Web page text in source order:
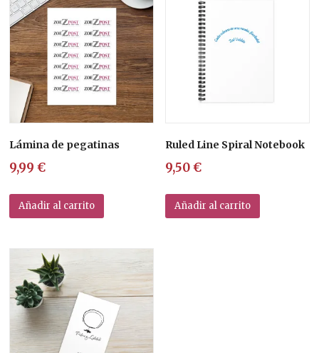
Lámina de pegatinas
9,99€
Añadir al carrito
Ruled Line Spiral Notebook
9,50€
Añadir al carrito